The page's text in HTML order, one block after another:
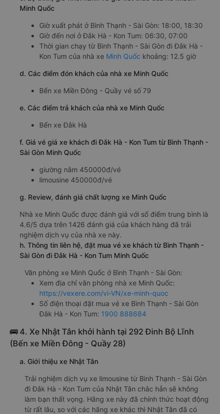
Minh Quốc
Giờ xuất phát ở Bình Thạnh - Sài Gòn: 18:00, 18:30
Giờ đến nơi ở Đắk Hà - Kon Tum: 06:30, 07:00
Thời gian chạy từ Bình Thạnh - Sài Gòn đi Đắk Hà -
Kon Tum của nhà xe Minh Quốc khoảng: 12.5 giờ
d. Các điểm đón khách của nhà xe Minh Quốc
Bến xe Miền Đông - Quầy vé số 79
e. Các điểm trả khách của nhà xe Minh Quốc
Bến xe Đắk Hà
f. Giá vé giá xe khách đi Đắk Hà - Kon Tum từ Bình Thạnh -
Sài Gòn Minh Quốc
giường nằm 450000đ/vé
limousine 450000đ/vé
g. Review, đánh giá chất lượng xe Minh Quốc
Nhà xe Minh Quốc được đánh giá với số điểm trung bình là
4.6/5 dựa trên 1426 đánh giá của khách hàng đã trải
nghiệm dịch vụ của nhà xe này.
h. Thông tin liên hệ, đặt mua vé xe khách từ Bình Thạnh -
Sài Gòn đi Đắk Hà - Kon Tum Minh Quốc
Văn phòng xe Minh Quốc ở Bình Thạnh - Sài Gòn:
Xem địa chỉ văn phòng nhà xe Minh Quốc:
https://vexere.com/vi-VN/xe-minh-quoc
Số điện thoại đặt mua vé xe Bình Thạnh - Sài Gòn
Đắk Hà - Kon Tum: 1900 888684
🚌 4. Xe Nhật Tân khởi hành tại 292 Đinh Bộ Lĩnh
(Bến xe Miền Đông - Quầy 28)
a. Giới thiệu xe Nhật Tân
Trải nghiệm dịch vụ xe limousine từ Bình Thạnh - Sài Gòn
đi Đắk Hà - Kon Tum của Nhật Tân chắc hẳn sẽ không
làm bạn thất vọng. Hãng xe này đã chính thức hoạt động
từ rất lâu, so với các hãng xe khác thì Nhật Tân đã có